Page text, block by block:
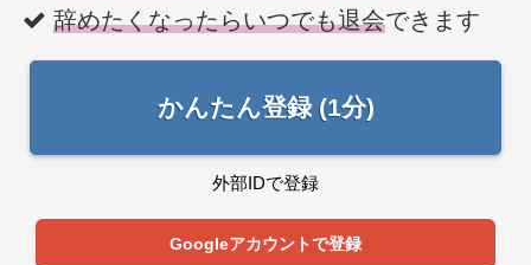
辞めたくなったらいつでも退会できます
かんたん登録 (1分)
外部IDで登録
Googleアカウントで登録